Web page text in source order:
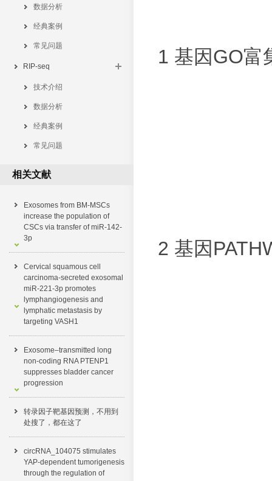
数据分析
经典案例
常见问题
RIP-seq
技术介绍
数据分析
经典案例
常见问题
相关文献
Exosomes from BM-MSCs
increase the population of
CSCs via transfer of miR-142-
3p
Cervical squamous cell
carcinoma-secreted exosomal
miR-221-3p promotes
lymphangiogenesis and
lymphatic metastasis by
targeting VASH1
Exosome–transmitted long
non-coding RNA PTENP1
suppresses bladder cancer
progression
转录因子靶基因预测，不用到
处搜了，都在这了​
circRNA_104075 stimulates
YAP-dependent tumorigenesis
through the regulation of
1 基因GO富
2 基因